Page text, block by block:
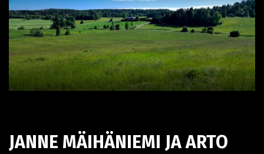
JANNE MÄIHÄNIEMI JA ARTO